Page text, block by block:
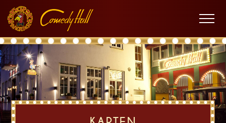
Hauptnavigation
Inhalt
Fußnavigation
K
a
Menü